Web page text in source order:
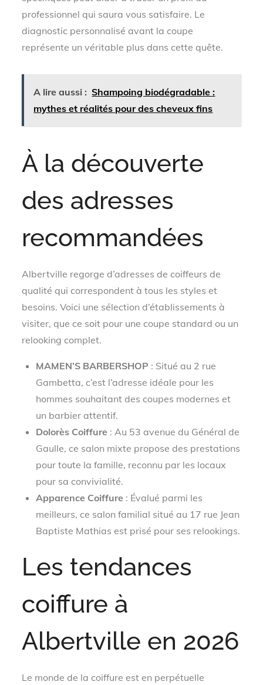
professionnel qui saura vous satisfaire. Le
diagnostic personnalisé avant la coupe
représente un véritable plus dans cette quête.
A lire aussi : Shampoing biodégradable :
mythes et réalités pour des cheveux fins
À la découverte
des adresses
recommandées
Albertville regorge d’adresses de coiffeurs de
qualité qui correspondent à tous les styles et
besoins. Voici une sélection d’établissements à
visiter, que ce soit pour une coupe standard ou un
relooking complet.
MAMEN’S BARBERSHOP : Situé au 2 rue
Gambetta, c’est l’adresse idéale pour les
hommes souhaitant des coupes modernes et
un barbier attentif.
Dolorès Coiffure : Au 53 avenue du Général de
Gaulle, ce salon mixte propose des prestations
pour toute la famille, reconnu par les locaux
pour sa convivialité.
Apparence Coiffure : Évalué parmi les
meilleurs, ce salon familial situé au 17 rue Jean
Baptiste Mathias est prisé pour ses relookings.
Les tendances
coiffure à
Albertville en 2026
Le monde de la coiffure est en perpétuelle